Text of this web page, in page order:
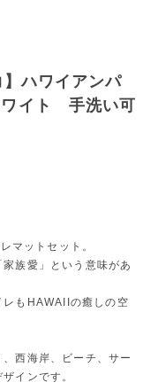
ハワイアンパ
イト 手洗い可
マットセット。
族愛」という意味があ
レもHAWAIIの癒しの空
西海岸、ビーチ、サー
インです。